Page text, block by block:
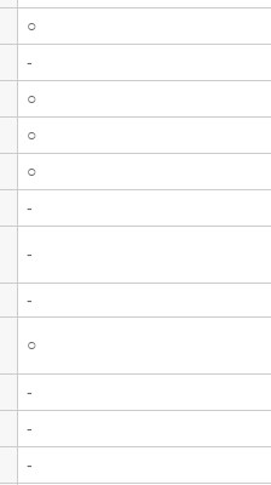
○
-
○
○
○
-
-
-
○
-
-
-